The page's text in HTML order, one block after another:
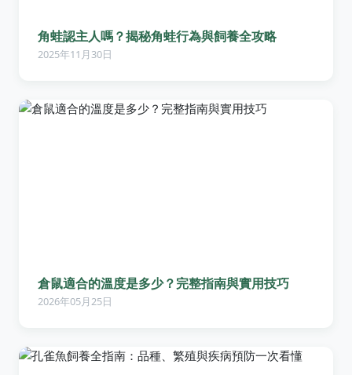
角蛙認主人嗎？揭秘角蛙行為與飼養全攻略
2025年11月30日
倉鼠適合的溫度是多少？完整指南與實用技巧
2026年05月25日